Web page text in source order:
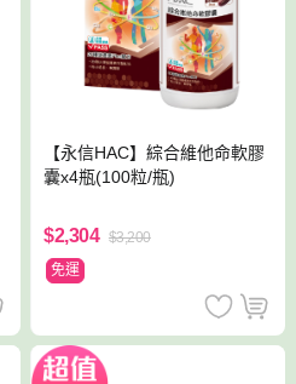
【永信HAC】綜合維他命軟膠
囊x4瓶(100粒/瓶)
$2,304 $3,200
免運